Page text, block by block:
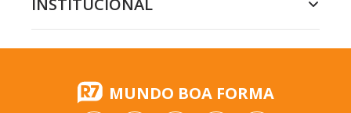
MUNDO BOA FORMA